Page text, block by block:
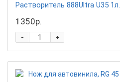
Растворитель 888Ultra U35 1л.
1350р.
+
-